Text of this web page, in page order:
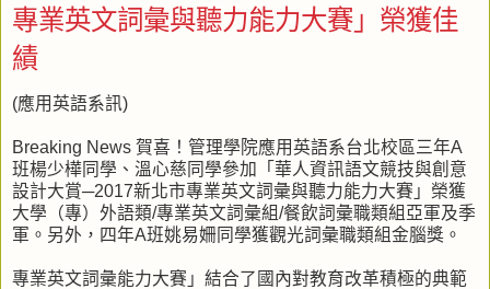
專業英文詞彙與聽力能力大賽」榮獲佳
績
(應用英語系訊)
Breaking News 賀喜！管理學院應用英語系台北校區三年A
班楊少樺同學、溫心慈同學參加「華人資訊語文競技與創意
設計大賞─2017新北市專業英文詞彙與聽力能力大賽」榮獲
大學（專）外語類/專業英文詞彙組/餐飲詞彙職類組亞軍及季
軍。另外，四年A班姚易姍同學獲觀光詞彙職類組金腦獎。
專業英文詞彙能力大賽」結合了國內對教育改革積極的典範